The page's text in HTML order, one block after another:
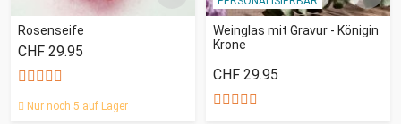
Rosenseife
CHF 29.95
Nur noch 5 auf Lager
Weinglas mit Gravur - Königin
Krone
CHF 29.95